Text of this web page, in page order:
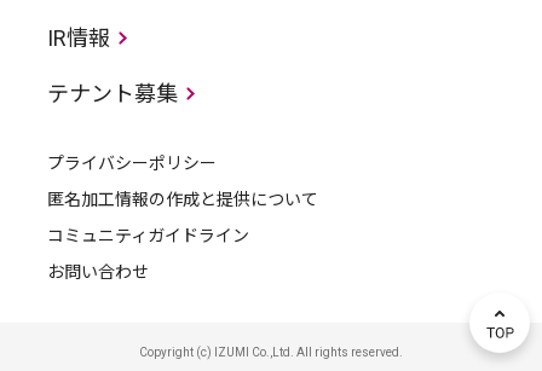
IR情報
テナント募集
プライバシーポリシー
匿名加工情報の作成と提供について
コミュニティガイドライン
お問い合わせ
Copyright (c) IZUMI Co.,Ltd. All rights reserved.